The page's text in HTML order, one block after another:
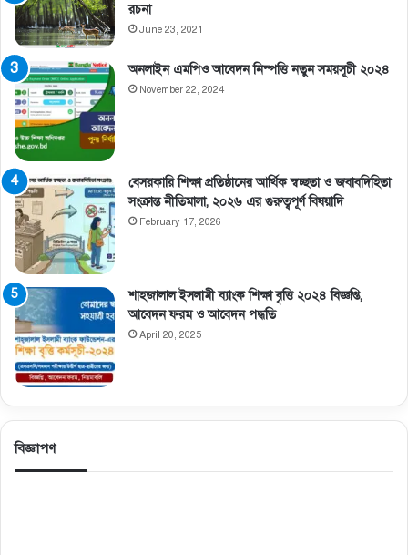
রচনা
June 23, 2021
অনলাইন এমপিও আবেদন নিস্পত্তি নতুন সময়সূচী ২০২৪
November 22, 2024
বেসরকারি শিক্ষা প্রতিষ্ঠানের আর্থিক স্বচ্ছতা ও জবাবদিহিতা
সংক্রান্ত নীতিমালা, ২০২৬ এর গুরুত্বপূর্ণ বিষয়াদি
February 17, 2026
শাহজালাল ইসলামী ব্যাংক শিক্ষা বৃত্তি ২০২৪ বিজ্ঞপ্তি,
আবেদন ফরম ও আবেদন পদ্ধতি
April 20, 2025
বিজ্ঞাপণ